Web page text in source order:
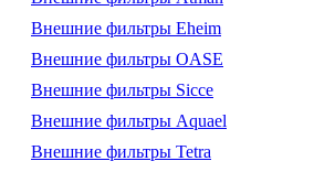
Внешние фильтры Eheim
Внешние фильтры OASE
Внешние фильтры Sicce
Внешние фильтры Aquael
Внешние фильтры Tetra